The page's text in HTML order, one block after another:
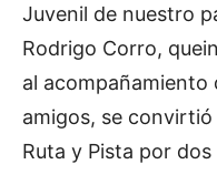
Juvenil de nuestro
Rodrigo Corro,
al acompañamiento
amigos, se
Ruta y Pista por